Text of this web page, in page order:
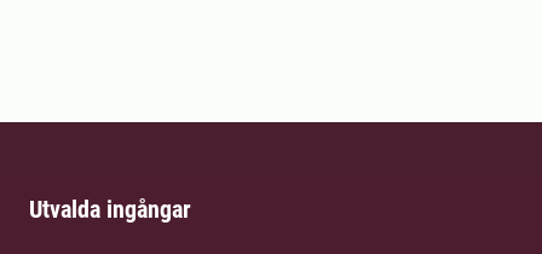
Utvalda ingångar